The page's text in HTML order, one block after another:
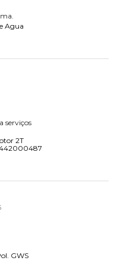
Agua
serviços
2T
GWS